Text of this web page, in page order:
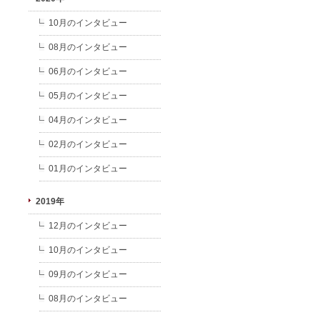
10月のインタビュー
08月のインタビュー
06月のインタビュー
05月のインタビュー
04月のインタビュー
02月のインタビュー
01月のインタビュー
2019年
12月のインタビュー
10月のインタビュー
09月のインタビュー
08月のインタビュー